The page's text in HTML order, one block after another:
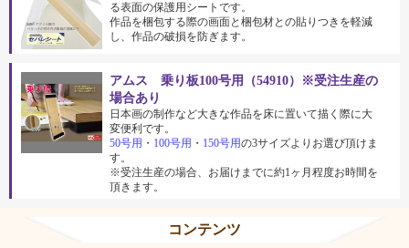
る表面の保護用シートです。
作品を梱包する際の画面と梱包材との貼りつきを軽減
し、作品の破損を防ぎます。
アムス 乗り板100号用（54910）※受注生産の
場合あり
日本画の制作など大きな作品を床に置いて描く際に大
変便利です。
50号用 ・ 100号用 ・ 150号用の3サイズよりお選び頂けま
す。
※受注生産の場合、お届けまでに約1ヶ月程度お時間を
頂きます。
コンテンツ